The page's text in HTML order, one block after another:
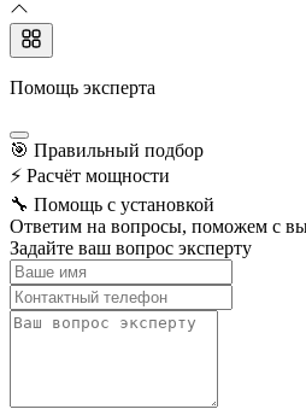
Помощь эксперта
🎯 Правильный подбор
⚡ Расчёт мощности
🔧 Помощь с установкой
Ответим на вопросы, поможем с
Задайте ваш вопрос эксперту